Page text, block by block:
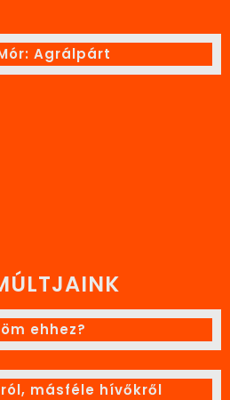
Agrálpárt
ehhez?
másféle hívőkről